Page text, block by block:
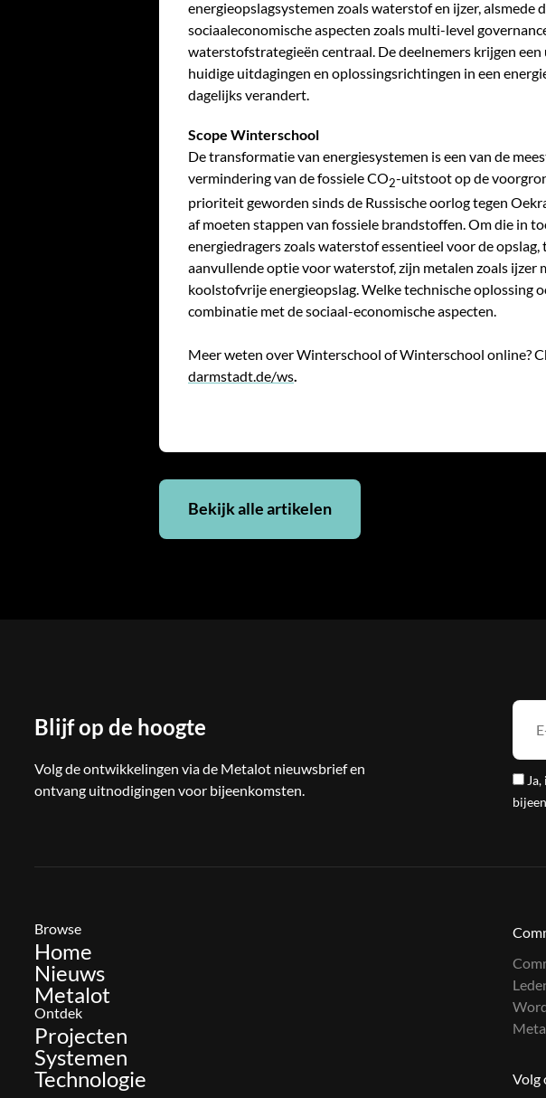
energieopslagsystemen zoals waterstof en ijzer, alsmede
sociaaleconomische aspecten zoals multi-level
waterstofstrategieën centraal. De deelnemers krijgen
huidige uitdagingen en oplossingsrichtingen in een
dagelijks verandert.
Scope Winterschool
De transformatie van energiesystemen is een van de
vermindering van de fossiele CO2-uitstoot op de
prioriteit geworden sinds de Russische oorlog tegen
af moeten stappen van fossiele brandstoffen. Om die in
energiedragers zoals waterstof essentieel voor de
aanvullende optie voor waterstof, zijn metalen zoals ijzer
koolstofvrije energieopslag. Welke technische oplossing
combinatie met de sociaal-economische aspecten.
Meer weten over Winterschool of Winterschool online?
darmstadt.de/ws.
Bekijk alle artikelen
Blijf op de hoogte
Volg de ontwikkelingen via de Metalot nieuwsbrief en
ontvang uitnodigingen voor bijeenkomsten.
Browse
Home
Nieuws
Metalot
Ontdek
Projecten
Systemen
Technologie
Volg